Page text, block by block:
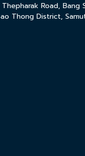
Road, Bang
Thong District,